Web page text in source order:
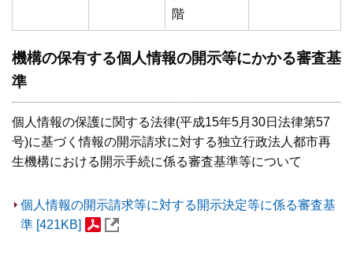
階
機構の保有する個人情報の開示等にかかる審査基
準
個人情報の保護に関する法律(平成15年5月30日法律第57
号)に基づく情報の開示請求に対する独立行政法人都市再
生機構における開示手続に係る審査基準等について
個人情報の開示請求等に対する開示決定等に係る審査基
準 [421KB]